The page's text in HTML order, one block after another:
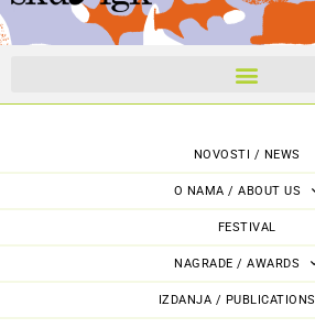
NOVOSTI / NEWS
O NAMA / ABOUT US
FESTIVAL
NAGRADE / AWARDS
IZDANJA / PUBLICATIONS